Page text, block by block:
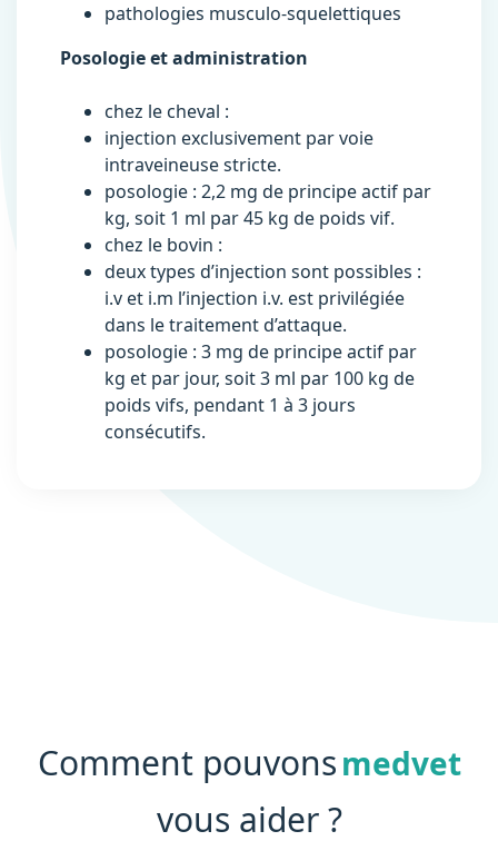
pathologies musculo-squelettiques
Posologie et administration
chez le cheval :
injection exclusivement par voie
intraveineuse stricte.
posologie : 2,2 mg de principe actif par
kg, soit 1 ml par 45 kg de poids vif.
chez le bovin :
deux types d’injection sont possibles :
i.v et i.m l’injection i.v. est privilégiée
dans le traitement d’attaque.
posologie : 3 mg de principe actif par
kg et par jour, soit 3 ml par 100 kg de
poids vifs, pendant 1 à 3 jours
consécutifs.
Comment pouvonsmedvet
vous aider ?